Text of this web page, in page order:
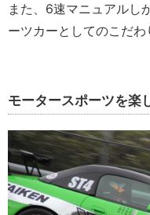
また、6速マニュアルし
ーツカーとしてのこだわ
モータースポーツを楽